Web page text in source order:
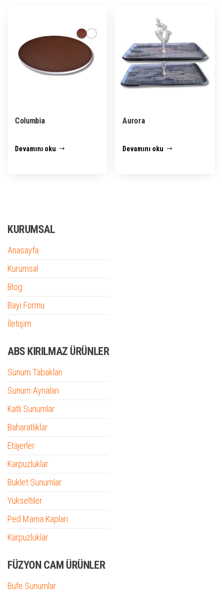
Columbia
Devamını oku
Aurora
Devamını oku
KURUMSAL
Anasayfa
Kurumsal
Blog
Bayi Formu
İletişim
ABS KIRILMAZ ÜRÜNLER
Sunum Tabakları
Sunum Aynaları
Katlı Sunumlar
Baharatlıklar
Etajerler
Karpuzluklar
Buklet Sunumlar
Yükseltiler
Ped Mama Kapları
Karpuzluklar
FÜZYON CAM ÜRÜNLER
Büfe Sunumlar